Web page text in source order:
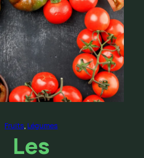
Fruits, Légumes
Les